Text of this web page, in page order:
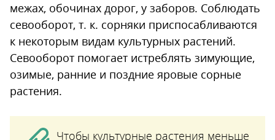
межах, обочинах дорог, у заборов. Соблюдать
севооборот, т. к. сорняки приспосабливаются
к некоторым видам культурных растений.
Севооборот помогает истреблять зимующие,
озимые, ранние и поздние яровые сорные
растения.
Чтобы культурные растения меньше